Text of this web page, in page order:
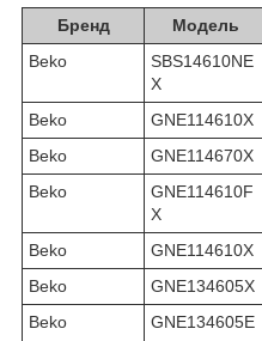
Бренд Модель
Beko
SBS14610NE
X
Beko GNE114610X
Beko
GNE114670X
Beko
GNE114610F
X
Beko
GNE114610X
Beko
GNE134605X
Beko
GNE134605E